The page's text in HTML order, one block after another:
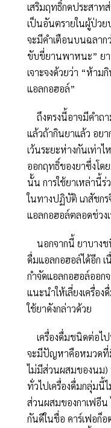
เสริมฤทธิ์กดประสาท
เป็นอันตรายในผู้ป่วย
จะมีคำเตือนบนฉลาก
ขับขี่ยานพาหนะ” ยา
เจาะจงด้วยว่า “ห้า
แอลกอฮอล์”
ถึงตรงนี้อาจมีคำถ
แล้วถ้ากินยาแล้ว อย
เว้นระยะห่างกันเท่า
ออกฤทธิ์ของยาซึ่งโด
นั้น การใช้ยาเหล่านี้ร่
ในทางปฏิบัติ เภสัชกร
แอลกอฮอล์ตลอดช่วง
นอกจากนี้ ยาบางช
ดื่มแอลกอฮอล์ได้อีก เ
กำจัดแอลกอฮอล์ออก
แนะนำให้เลี่ยงเครื่อ
ใช้ยาดังกล่าวด้วย
เครื่องดื่มชนิดต่อไป
จะมีปัญหาคือหมวดที่
ไม่มีส่วนผสมของนม)
ทั่วไปเครื่องดื่มกลุ่ม
ส่วนผสมของกาเฟอีน
กันดีในชื่อ คาร์เฟอก็